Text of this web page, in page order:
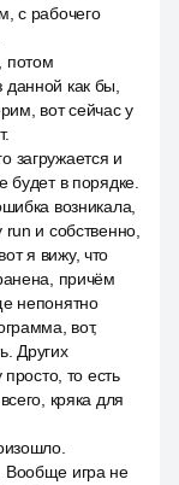
с рабочего
потом
как бы,
вот сейчас у
загружается и
будет в порядке.
возникала,
и собственно,
я вижу, что
причём
непонятно
вот,
Других
то есть
кряка для
Вообще игра не